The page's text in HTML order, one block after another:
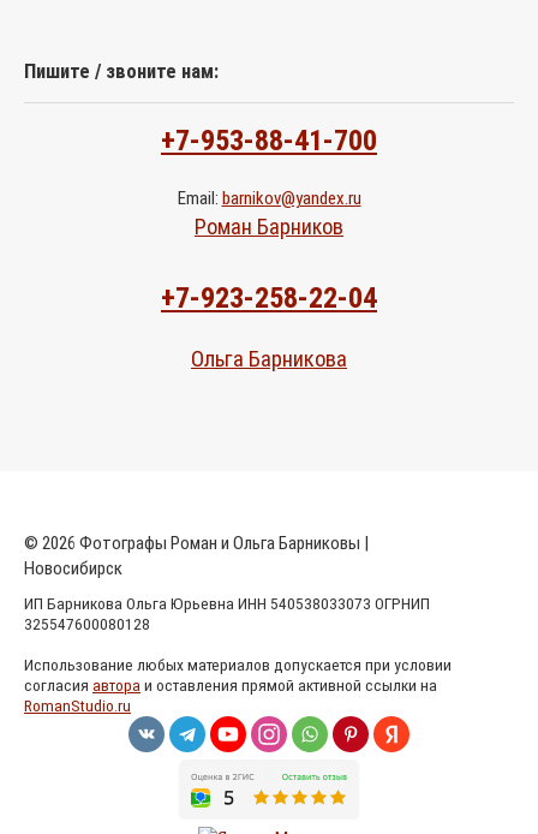
Пишите / звоните нам:
+7-953-88-41-700
Email: barnikov@yandex.ru
Роман Барников
+7-923-258-22-04
Ольга Барникова
© 2026 Фотографы Роман и Ольга Барниковы |
Новосибирск
ИП Барникова Ольга Юрьевна ИНН 540538033073 ОГРНИП
325547600080128
Использование любых материалов допускается при условии
согласия автора и оставления прямой активной ссылки на
RomanStudio.ru